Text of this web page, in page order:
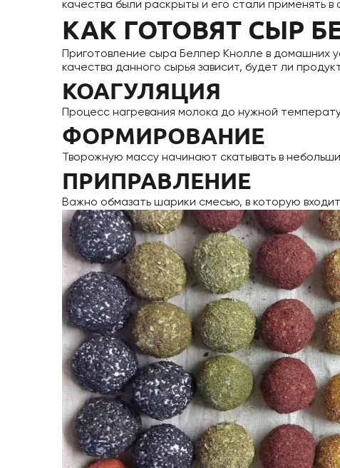
качества были раскрыты и его стали применять
КАК ГОТОВЯТ СЫР
Приготовление сыра Белпер Кнолле в домашних
качества данного сырья зависит, будет ли
КОАГУЛЯЦИЯ
Процесс нагревания молока до нужной
ФОРМИРОВАНИЕ
Творожную массу начинают скатывать в
ПРИПРАВЛЕНИЕ
Важно обмазать шарики смесью, в которую